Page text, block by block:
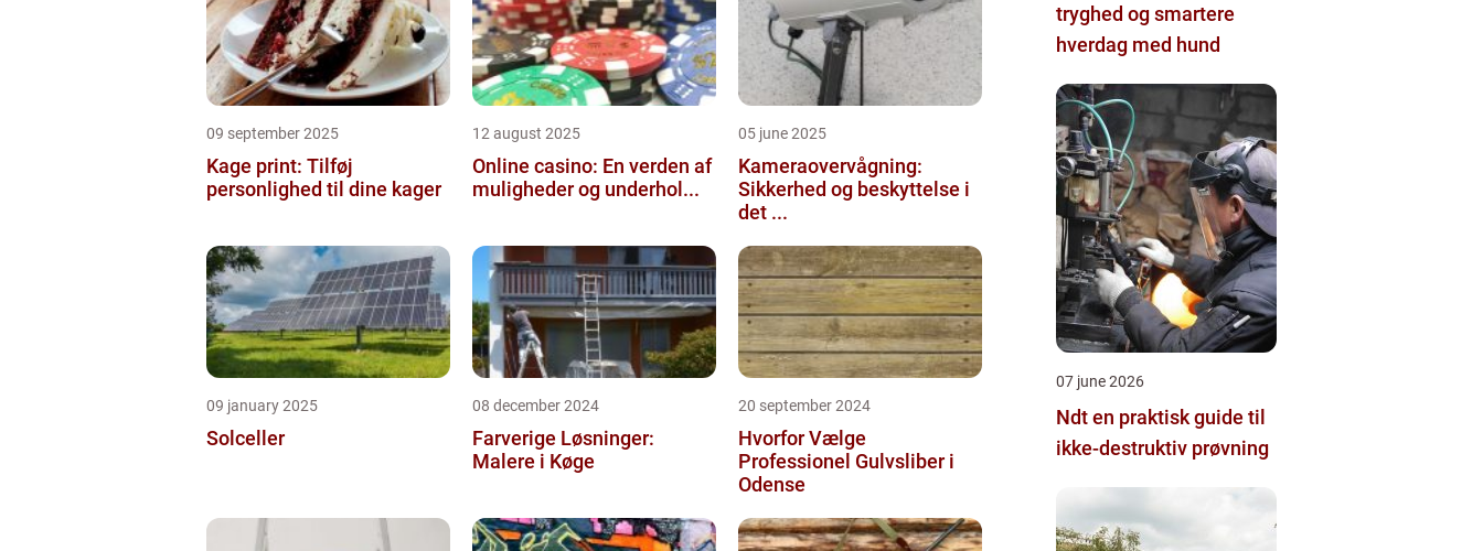
09 september 2025
Kage print: Tilføj
personlighed til dine kager
12 august 2025
Online casino: En verden af
muligheder og underhol...
05 june 2025
Kameraovervågning:
Sikkerhed og beskyttelse i
det ...
09 january 2025
Solceller
08 december 2024
Farverige Løsninger:
Malere i Køge
20 september 2024
Hvorfor Vælge
Professionel Gulvsliber i
Odense
tryghed og smartere
hverdag med hund
07 june 2026
Ndt en praktisk guide til
ikke-destruktiv prøvning